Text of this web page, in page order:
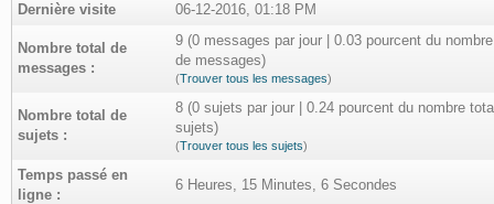
Dernière visite
06-12-2016, 01:18 PM
Nombre total de
messages :
9 (0 messages par jour | 0.03 pourcent du
de messages)
(Trouver tous les messages)
Nombre total de
sujets :
8 (0 sujets par jour | 0.24 pourcent du nombre
sujets)
(Trouver tous les sujets)
Temps passé en
ligne :
6 Heures, 15 Minutes, 6 Secondes